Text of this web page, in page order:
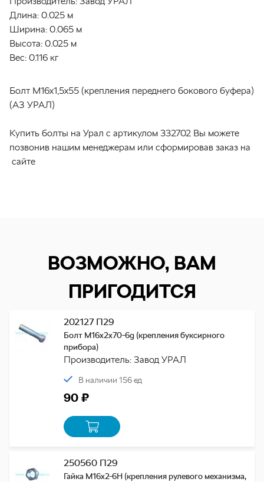
Длина: 0.025 м
Ширина: 0.065 м
Высота: 0.025 м
Вес: 0.116 кг
Болт М16х1,5х55 (крепления переднего бокового буфера)
(АЗ УРАЛ)
Купить болты на Урал с артикулом 332702 Вы можете
позвонив нашим менеджерам или сформировав заказ на
сайте
ВОЗМОЖНО, ВАМ
ПРИГОДИТСЯ
202127 П29
Болт М16х2х70-6g (крепления буксирного
прибора)
Производитель: Завод УРАЛ
В наличии 156 ед
90 ₽
250560 П29
Гайка М16х2-6Н (крепления рулевого механизма,